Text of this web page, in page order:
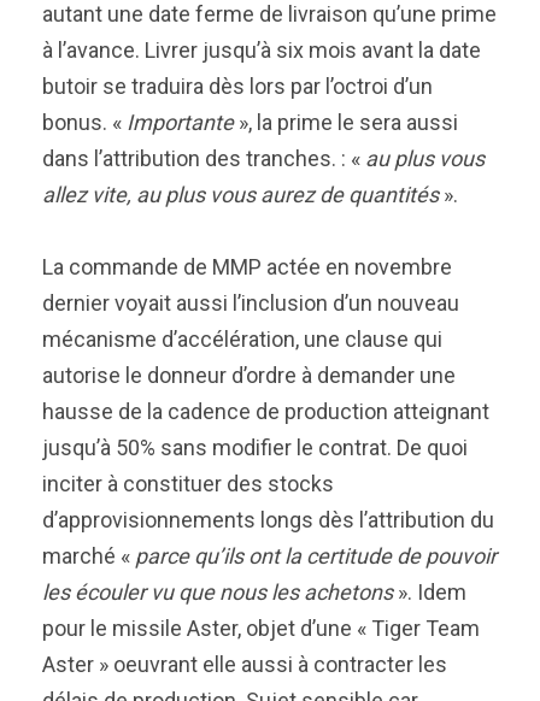
autant une date ferme de livraison qu’une prime
à l’avance. Livrer jusqu’à six mois avant la date
butoir se traduira dès lors par l’octroi d’un
bonus. « Importante», la prime le sera aussi
dans l’attribution des tranches. : « au plus vous
allez vite, au plus vous aurez de quantités».
La commande de MMP actée en novembre
dernier voyait aussi l’inclusion d’un nouveau
mécanisme d’accélération, une clause qui
autorise le donneur d’ordre à demander une
hausse de la cadence de production atteignant
jusqu’à 50% sans modifier le contrat. De quoi
inciter à constituer des stocks
d’approvisionnements longs dès l’attribution du
marché « parce qu’ils ont la certitude de pouvoir
les écouler vu que nous les achetons». Idem
pour le missile Aster, objet d’une « Tiger Team
Aster » oeuvrant elle aussi à contracter les